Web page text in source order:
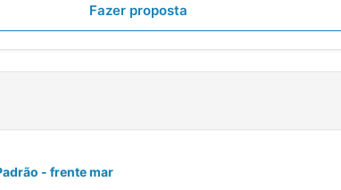
Fazer proposta
- frente mar